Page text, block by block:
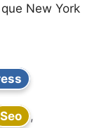
New York
Seo
,